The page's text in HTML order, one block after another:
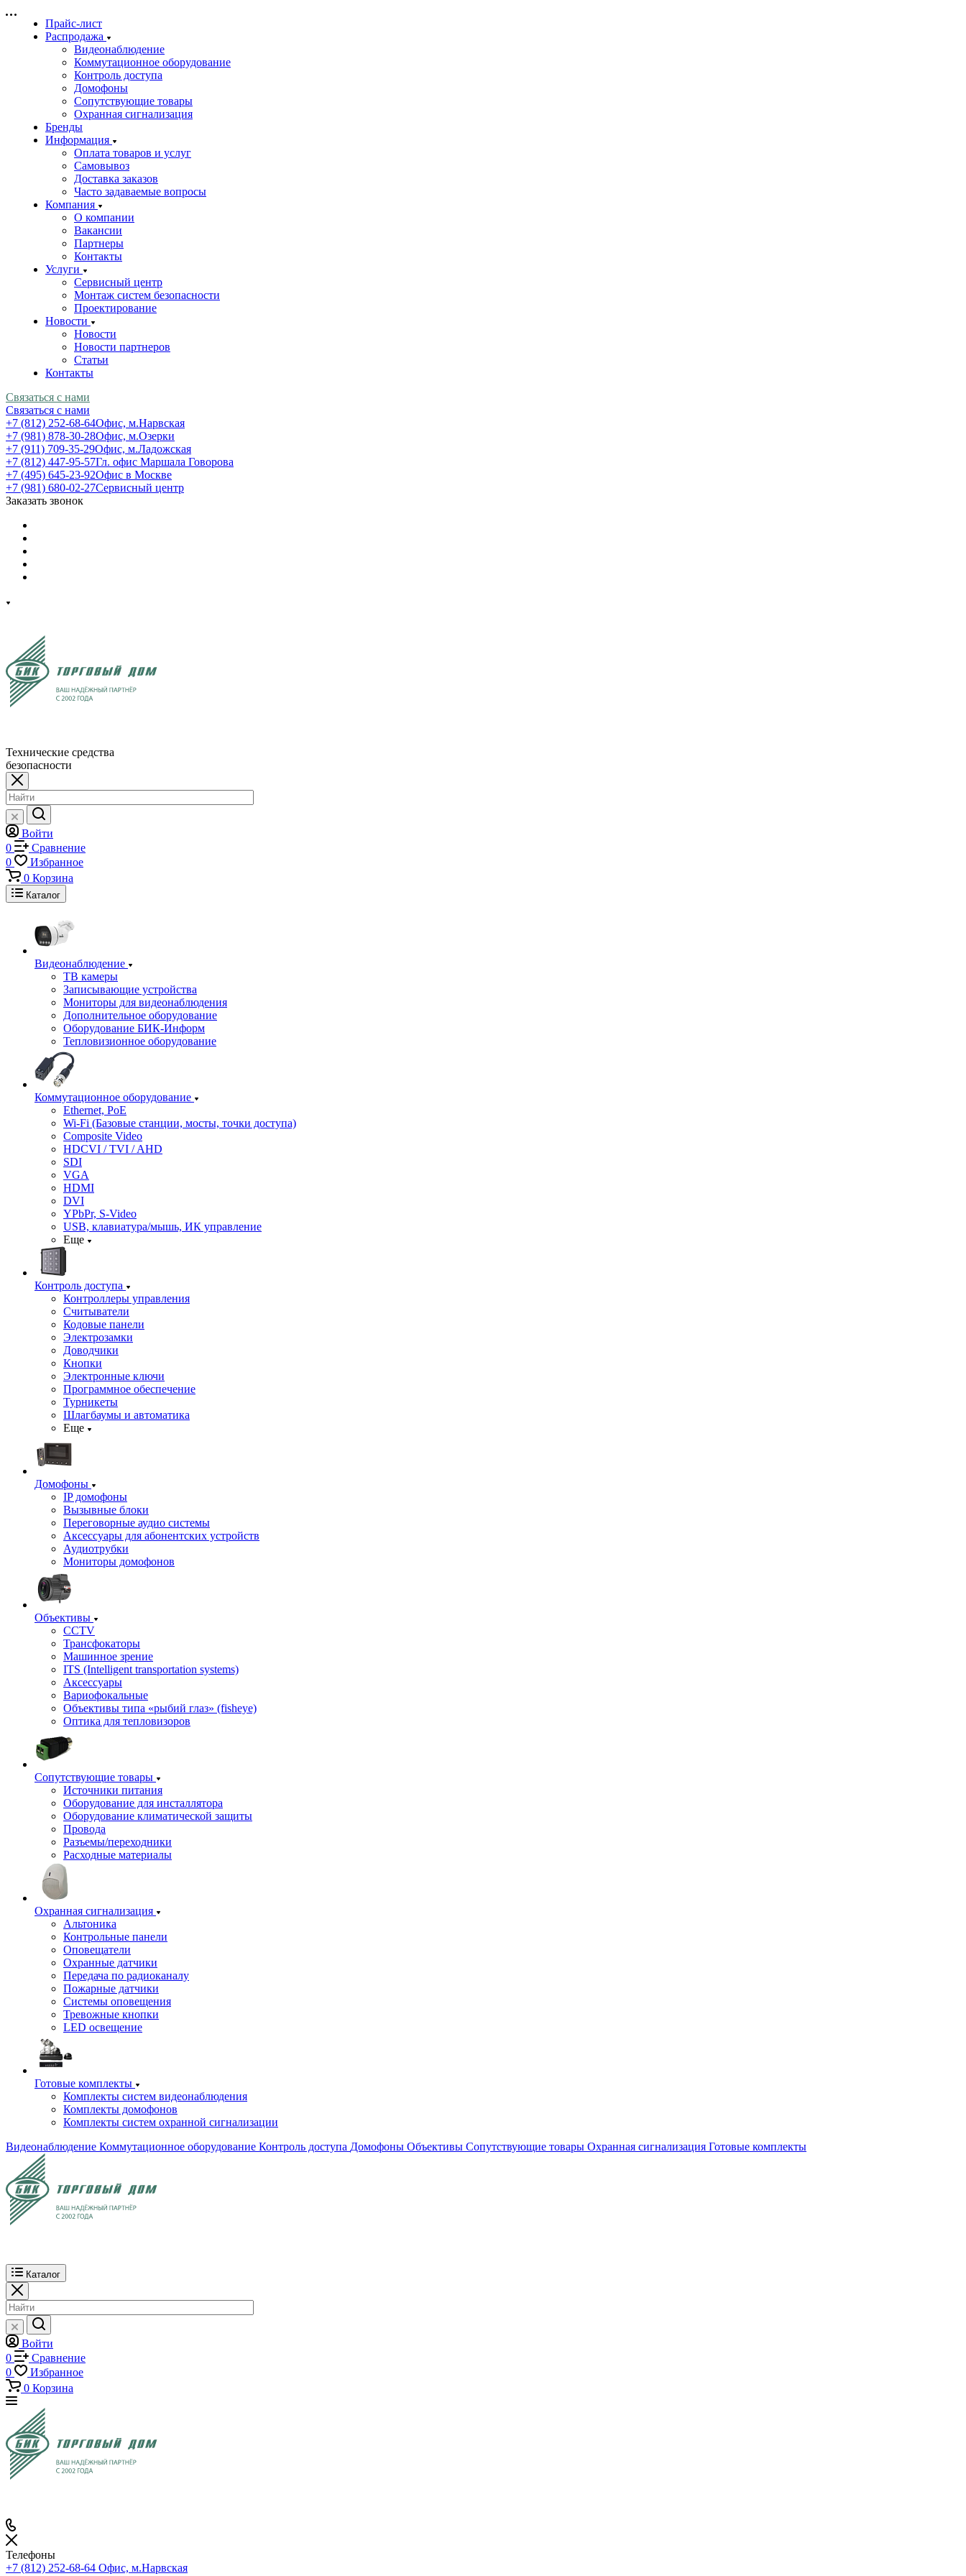
Прайс-лист
Распродажа
Видеонаблюдение
Коммутационное оборудование
Контроль доступа
Домофоны
Сопутствующие товары
Охранная сигнализация
Бренды
Информация
Оплата товаров и услуг
Самовывоз
Доставка заказов
Часто задаваемые вопросы
Компания
О компании
Вакансии
Партнеры
Контакты
Услуги
Сервисный центр
Монтаж систем безопасности
Проектирование
Новости
Новости
Новости партнеров
Статьи
Контакты
Связаться с нами
Связаться с нами
+7 (812) 252-68-64Офис, м.Нарвская
+7 (981) 878-30-28Офис, м.Озерки
+7 (911) 709-35-29Офис, м.Ладожская
+7 (812) 447-95-57Гл. офис Маршала Говорова
+7 (495) 645-23-92Офис в Москве
+7 (981) 680-02-27Сервисный центр
Заказать звонок
Технические средства
безопасности
Войти
0
Сравнение
0
Избранное
0 Корзина
Каталог
Видеонаблюдение
ТВ камеры
Записывающие устройства
Мониторы для видеонаблюдения
Дополнительное оборудование
Оборудование БИК-Информ
Тепловизионное оборудование
Коммутационное оборудование
Ethernet, PoE
Wi-Fi (Базовые станции, мосты, точки доступа)
Composite Video
HDCVI / TVI / AHD
SDI
VGA
HDMI
DVI
YPbPr, S-Video
USB, клавиатура/мышь, ИК управление
Еще
Контроль доступа
Контроллеры управления
Считыватели
Кодовые панели
Электрозамки
Доводчики
Кнопки
Электронные ключи
Программное обеспечение
Турникеты
Шлагбаумы и автоматика
Еще
Домофоны
IP домофоны
Вызывные блоки
Переговорные аудио системы
Аксессуары для абонентских устройств
Аудиотрубки
Мониторы домофонов
Объективы
CCTV
Трансфокаторы
Машинное зрение
ITS (Intelligent transportation systems)
Аксессуары
Вариофокальные
Объективы типа «рыбий глаз» (fisheye)
Оптика для тепловизоров
Сопутствующие товары
Источники питания
Оборудование для инсталлятора
Оборудование климатической защиты
Провода
Разъемы/переходники
Расходные материалы
Охранная сигнализация
Альтоника
Контрольные панели
Оповещатели
Охранные датчики
Передача по радиоканалу
Пожарные датчики
Системы оповещения
Тревожные кнопки
LED освещение
Готовые комплекты
Комплекты систем видеонаблюдения
Комплекты домофонов
Комплекты систем охранной сигнализации
Видеонаблюдение Коммутационное оборудование Контроль доступа Домофоны Объективы Сопутствующие товары Охранная сигнализация Готовые комплекты
Каталог
Войти
0
Сравнение
0
Избранное
0 Корзина
Телефоны
+7 (812) 252-68-64 Офис, м.Нарвская